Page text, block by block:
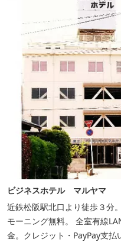
ビジネスホテル マルヤマ
近鉄松阪駅北口より徒歩３分
モーニング無料。 全室有線
金。クレジット・PayPay支払